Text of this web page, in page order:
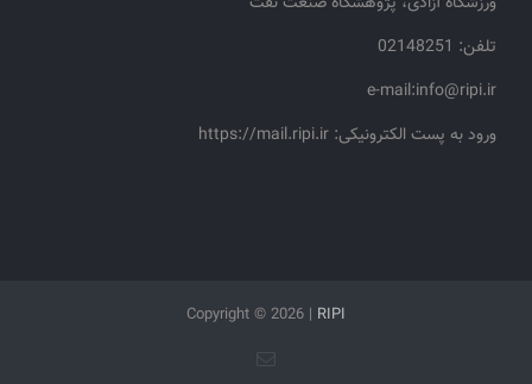
تلفن: 02148251
e-mail:info@ripi.ir
ورود به پست الکترونیکی: https://mail.ripi.ir
Copyright © 2026 | RIPI